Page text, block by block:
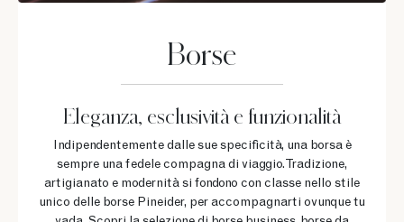
Borse
Eleganza, esclusività e funzionalità
Indipendentemente dalle sue specificità, una borsa è
sempre una fedele compagna di viaggio. Tradizione,
artigianato e modernità si fondono con classe nello stile
unico delle borse Pineider, per accompagnarti ovunque tu